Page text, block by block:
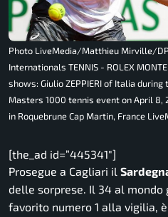
Photo LiveMedia/Matthieu Mirville/
Internationals TENNIS - ROLEX
shows: Giulio ZEPPIERI of Italia during
Masters 1000 tennis event on April 8,
in Roquebrune Cap Martin, France
[the_ad id=”445341″]
Prosegue a Cagliari il
delle sorprese. Il 34 al mondo
favorito numero 1 alla vigilia,